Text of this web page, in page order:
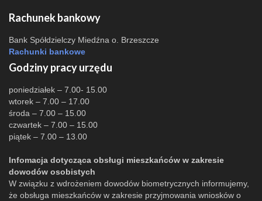
Rachunek bankowy
Bank Spółdzielczy Miedźna o. Brzeszcze
Rachunki bankowe
Godziny pracy urzędu
poniedziałek – 7.00- 15.00
wtorek – 7.00 – 17.00
środa – 7.00 – 15.00
czwartek – 7.00 – 15.00
piątek – 7.00 – 13.00
Infomacja dotycząca obsługi mieszkańców w zakresie
dowodów osobistych
W związku z wdrożeniem dowodów biometrycznych informujemy,
że obsługa mieszkańców w zakresie przyjmowania wniosków o